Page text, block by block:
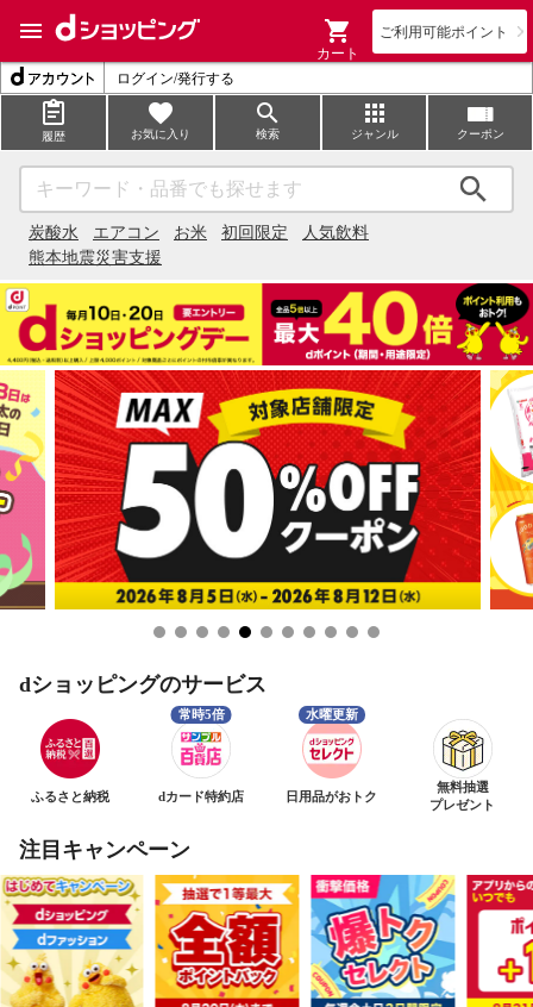
ご利用可能ポイント
カート
ログイン/発行する
履歴 お気に入り 検索 ジャンル クーポン
炭酸水 エアコン お米 初回限定
人気飲料
熊本地震災害支援
dショッピングのサービス
ふるさと納税 dカード特約店 日用品がおトク
無料抽選
プレゼント
注目キャンペーン